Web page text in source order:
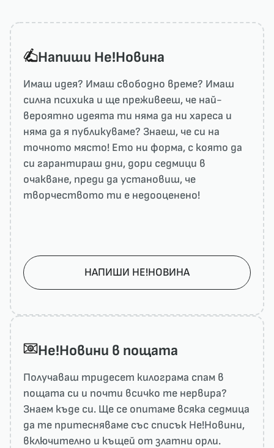
Напиши He!Новина
Имаш идея? Имаш свободно време? Имаш
силна психика и ще преживееш, че най-
вероятно идеята ти няма да ни харесa и
няма да я публикуваме? Знаеш, че си на
точното място! Ето ни форма, с която да
си гарантираш дни, дори седмици в
очакване, преди да установиш, че
творчеството ти е недооценено!
НАПИШИ НЕ!НОВИНА
He!Новини в пощата
Получаваш тридесет килограма спам в
пощата си и почти всичко те нервира?
Знаем къде си. Ще се опитаме всяка седмица
да те притесняваме със списък He!Новини,
включително и къщей от златни орли.